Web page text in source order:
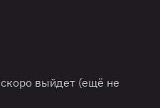
скоро выйдет (ещё не